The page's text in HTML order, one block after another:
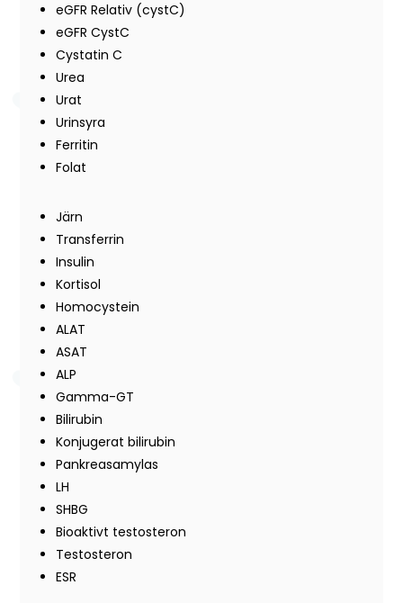
eGFR Relativ (cystC)
eGFR CystC
Cystatin C
Urea
Urat
Urinsyra
Ferritin
Folat
Järn
Transferrin
Insulin
Kortisol
Homocystein
ALAT
ASAT
ALP
Gamma-GT
Bilirubin
Konjugerat bilirubin
Pankreasamylas
LH
SHBG
Bioaktivt testosteron
Testosteron
ESR